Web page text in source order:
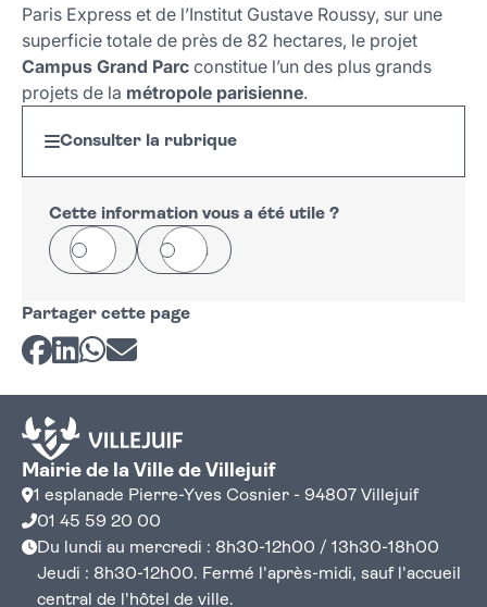
Paris Express et de l’Institut Gustave Roussy, sur une
superficie totale de près de 82 hectares, le projet
Campus Grand Parc constitue l’un des plus grands
projets de la métropole parisienne.
Consulter la rubrique
Cette information vous a été utile ?
Oui Non
Partager cette page
Partager sur Facebook
Partager sur LinkedIn
Partager sur Whatsapp
Partager par courriel
Mairie de la Ville de Villejuif
1 esplanade Pierre-Yves Cosnier - 94807 Villejuif
01 45 59 20 00
Du lundi au mercredi : 8h30-12h00 / 13h30-18h00
Jeudi : 8h30-12h00. Fermé l'après-midi, sauf l'accueil
central de l'hôtel de ville.